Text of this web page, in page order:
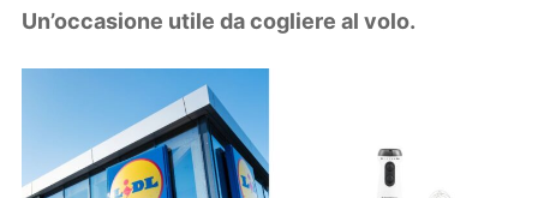
Un’occasione utile da cogliere al volo.